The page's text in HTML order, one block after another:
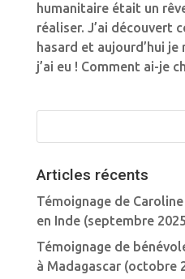
humanitaire était un
réaliser. J’ai découvert
hasard et aujourd’hui
j’ai eu ! Comment ai-je
Articles récents
Témoignage de
en Inde (septembre
Témoignage de
à Madagascar (octobre